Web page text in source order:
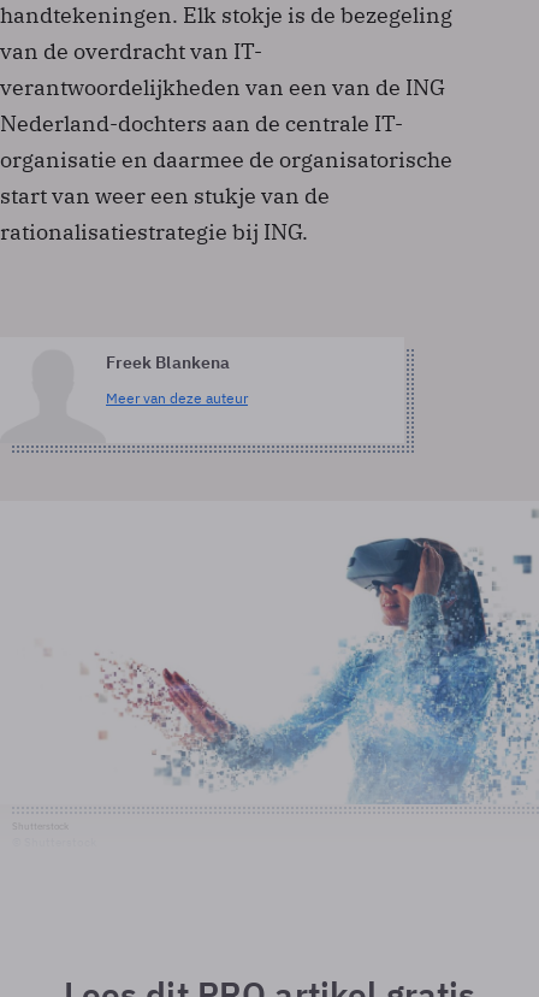
handtekeningen. Elk stokje is de bezegeling
van de overdracht van IT-
verantwoordelijkheden van een van de ING
Nederland-dochters aan de centrale IT-
organisatie en daarmee de organisatorische
start van weer een stukje van de
rationalisatiestrategie bij ING.
Freek Blankena
Meer van deze auteur